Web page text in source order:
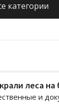
категории
леса
и